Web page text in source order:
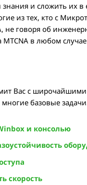
и сложить их
из тех, кто с
не говоря об
в любом случае
Вас с
базовые
и консолью
скорость